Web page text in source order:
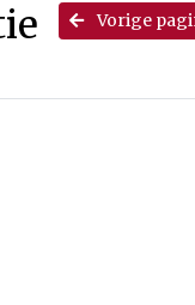
Vorige